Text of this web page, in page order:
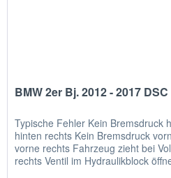
BMW 2er Bj. 2012 - 2017
Typische Fehler Kein Bremsdruck
hinten rechts Kein Bremsdruck
vorne rechts Fahrzeug zieht bei
rechts Ventil im Hydraulikblock